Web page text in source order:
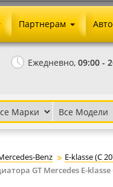
Ежедневно, 09:00 -
заказ
авто
Партнерам
Агентское
Скачать прайс
Benz E-klasse (C
GT Mercedes E-klasse